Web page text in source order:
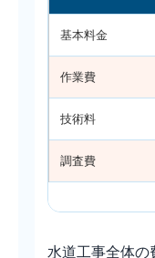
基本料金
作業費
技術料
調査費
水道工事全体の